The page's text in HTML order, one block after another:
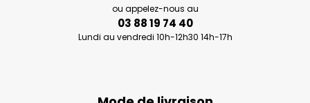
ou appelez-nous au
03 88 19 74 40
Lundi au vendredi 10h-12h30 14h-17h